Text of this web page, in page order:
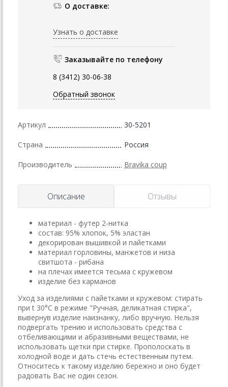
О доставке:
Узнать о доставке
Заказывайте по телефону
8 (3412) 30-06-38
Обратный звонок
Артикул 30-5201
Страна Россия
Производитель Bravika coup
Описание Отзывы
материал - футер 2-нитка
состав: 95% хлопок, 5% эластан
декорирован вышивкой и пайетками
материал горловины, манжетов и низа
свитшота - рибана
на плечах имеется тесьма с кружевом
изделие без карманов
Уход за изделиями с пайетками и кружевом: стирать
при t 30°C в режиме "Ручная, деликатная стирка",
вывернув изделие наизнанку, либо вручную. Нельзя
подвергать трению и использовать средства с
отбеливающими и абразивными веществами, не
использовать щетки при стирке. Прополоскать в
холодной воде и дать стечь естественным путем.
Относитесь к такому изделию бережно и оно будет
радовать Вас не один сезон.